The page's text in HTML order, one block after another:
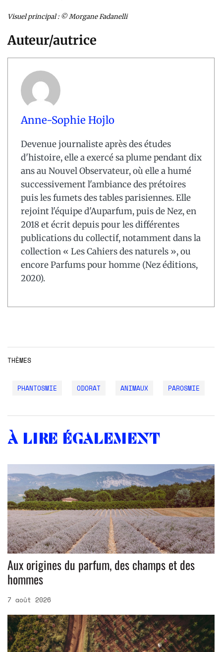
Visuel principal : © Morgane Fadanelli
Auteur/autrice
Anne-Sophie Hojlo
Devenue journaliste après des études
d'histoire, elle a exercé sa plume pendant dix
ans au Nouvel Observateur, où elle a humé
successivement l'ambiance des prétoires
puis les fumets des tables parisiennes. Elle
rejoint l'équipe d'Auparfum, puis de Nez, en
2018 et écrit depuis pour les différentes
publications du collectif, notamment dans la
collection « Les Cahiers des naturels », ou
encore Parfums pour homme (Nez éditions,
2020).
THÈMES
PHANTOSMIE ODORAT ANIMAUX PAROSMIE
À lire également
Aux origines du parfum, des champs et des
hommes
7 août 2026